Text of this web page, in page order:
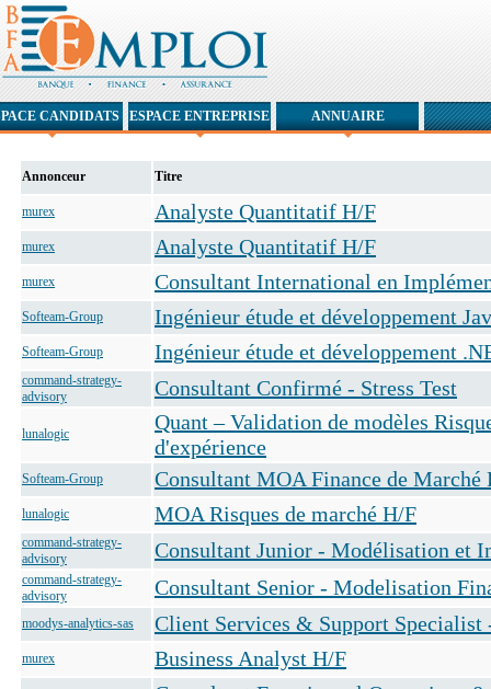
Annonceur Titre
murex Analyste Quantitatif H/F
murex Analyste Quantitatif H/F
murex Consultant International en
Softeam-Group Ingénieur étude et développement
Softeam-Group Ingénieur étude et développement
command-strategy-
advisory
Consultant Confirmé - Stress Test
lunalogic
Quant – Validation de modèles
d'expérience
Softeam-Group Consultant MOA Finance de Marché
lunalogic MOA Risques de marché H/F
command-strategy-
advisory
Consultant Junior - Modélisation et
command-strategy-
advisory
Consultant Senior - Modelisation
moodys-analytics-sas Client Services & Support Specialist
murex Business Analyst H/F
CANDIDATS ESPACE ENTREPRISE ANNUAIRE